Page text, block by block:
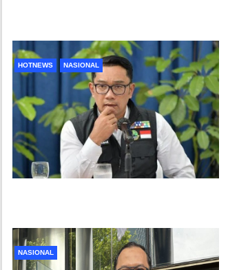
HOTNEWS NASIONAL
NASIONAL